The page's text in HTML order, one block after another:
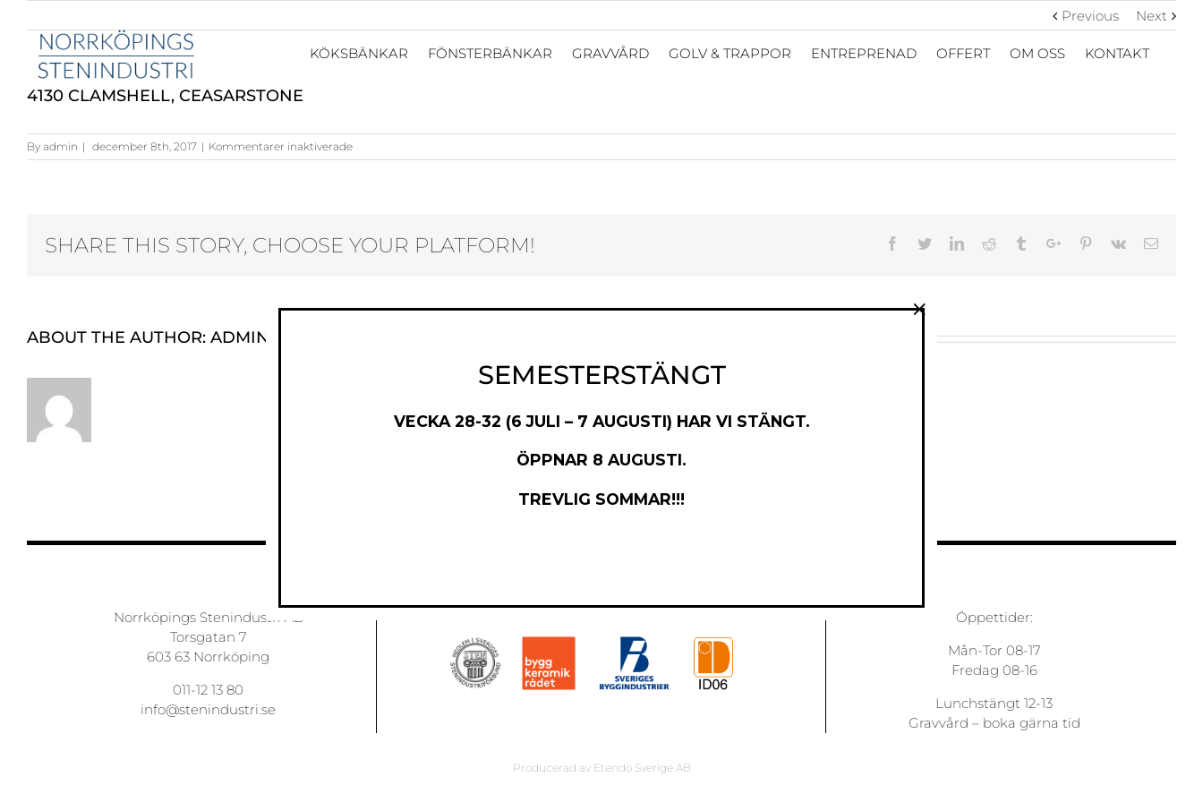
KÖKSBÄNKAR FÖNSTERBÄNKAR GRAVVÅRD GOLV & TRAPPOR ENTREPRENAD OFFERT OM OSS KONTAKT
Previous Next
4130 CLAMSHELL, CEASARSTONE
By admin | december 8th, 2017 | Kommentarer inaktiveradeför
4130
SHARE THIS STORY, CHOOSE YOUR PLATFORM! Facebook
TwitterLinkedinReddit TumblrGoogle+Pinterest
Vk Email
ABOUT THE AUTHOR: ADMIN
Norrköpings Stenindustri AB
Torsgatan 7
603 63 Norrköping
011-12 13 80
info@stenindustri.se
Öppettider:
Mån-Tor 08-17
Fredag 08-16
Lunchstängt 12-13
Gravvård – boka gärna tid
Producerad av Etendo Sverige AB
SEMESTERSTÄNGT
VECKA 28-32 (6 JULI – 7 AUGUSTI) HAR VI STÄNGT.
ÖPPNAR 8 AUGUSTI.
TREVLIG SOMMAR!!!
×